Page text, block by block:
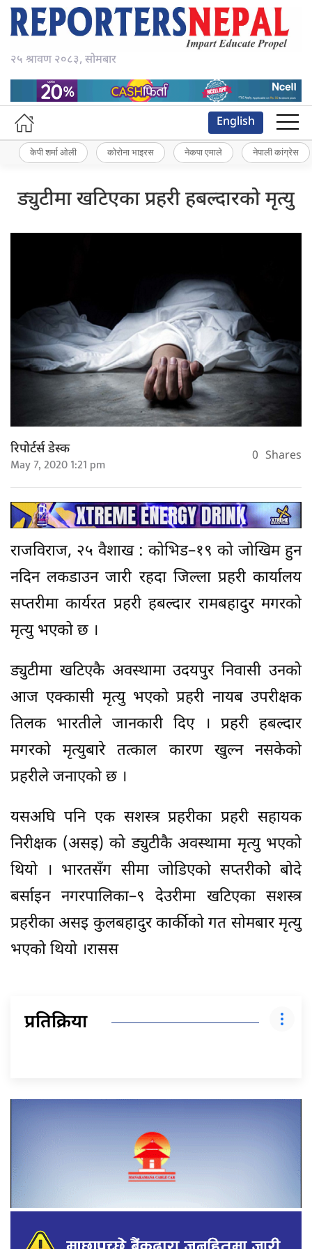
२५ श्रावण २०८३, सोमबार
English
केपी शर्मा ओली कोरोना भाइरस नेकपा एमाले नेपाली कांग्रेस
ड्युटीमा खटिएका प्रहरी हबल्दारको मृत्यु
रिपोर्टर्स डेस्क
May 7, 2020 1:21 pm 0 Shares
राजविराज, २५ वैशाख : कोभिड–१९ को जोखिम हुन
नदिन लकडाउन जारी रहदा जिल्ला प्रहरी कार्यालय
सप्तरीमा कार्यरत प्रहरी हबल्दार रामबहादुर मगरको
मृत्यु भएको छ ।
ड्युटीमा खटिएकै अवस्थामा उदयपुर निवासी उनको
आज एक्कासी मृत्यु भएको प्रहरी नायब उपरीक्षक
तिलक भारतीले जानकारी दिए । प्रहरी हबल्दार
मगरको मृत्युबारे तत्काल कारण खुल्न नसकेको
प्रहरीले जनाएको छ ।
यसअघि पनि एक सशस्त्र प्रहरीका प्रहरी सहायक
निरीक्षक (असइ) को ड्युटीकै अवस्थामा मृत्यु भएको
थियो । भारतसँग सीमा जोडिएको सप्तरीकोे बोदे
बर्साइन नगरपालिका–९ देउरीमा खटिएका सशस्त्र
प्रहरीका असइ कुलबहादुर कार्कीको गत सोमबार मृत्यु
भएको थियो ।रासस
प्रतिक्रिया